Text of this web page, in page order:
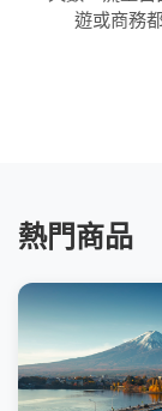
遊或商務
熱門商品